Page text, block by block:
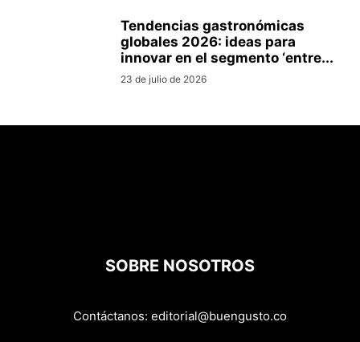
Tendencias gastronómicas
globales 2026: ideas para
innovar en el segmento ‘entre...
23 de julio de 2026
SOBRE NOSOTROS
Contáctanos: editorial@buengusto.co